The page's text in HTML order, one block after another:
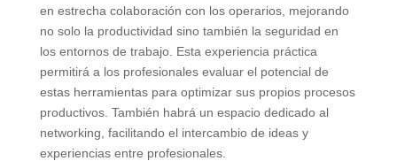
en estrecha colaboración con los operarios, mejorando
no solo la productividad sino también la seguridad en
los entornos de trabajo. Esta experiencia práctica
permitirá a los profesionales evaluar el potencial de
estas herramientas para optimizar sus propios procesos
productivos. También habrá un espacio dedicado al
networking, facilitando el intercambio de ideas y
experiencias entre profesionales.